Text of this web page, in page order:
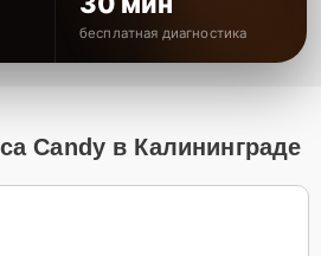
бесплатная диагностика
Candy в Калининграде